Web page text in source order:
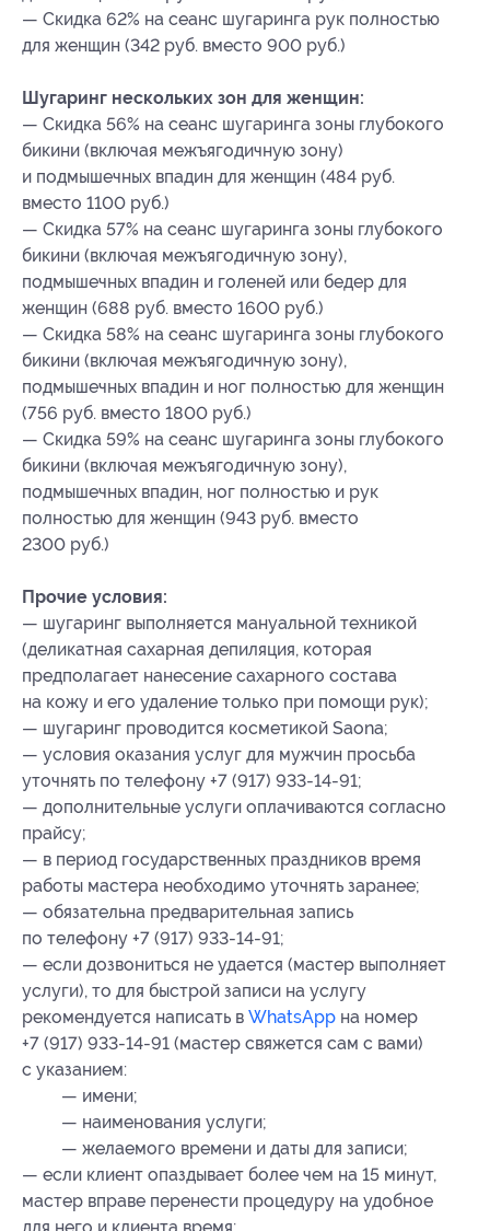
— Скидка 62% на сеанс шугаринга рук полностью
для женщин (342 руб. вместо 900 руб.)
Шугаринг нескольких зон для женщин:
— Скидка 56% на сеанс шугаринга зоны глубокого
бикини (включая межъягодичную зону)
и подмышечных впадин для женщин (484 руб.
вместо 1100 руб.)
— Скидка 57% на сеанс шугаринга зоны глубокого
бикини (включая межъягодичную зону),
подмышечных впадин и голеней или бедер для
женщин (688 руб. вместо 1600 руб.)
— Скидка 58% на сеанс шугаринга зоны глубокого
бикини (включая межъягодичную зону),
подмышечных впадин и ног полностью для женщин
(756 руб. вместо 1800 руб.)
— Скидка 59% на сеанс шугаринга зоны глубокого
бикини (включая межъягодичную зону),
подмышечных впадин, ног полностью и рук
полностью для женщин (943 руб. вместо
2300 руб.)
Прочие условия:
— шугаринг выполняется мануальной техникой
(деликатная сахарная депиляция, которая
предполагает нанесение сахарного состава
на кожу и его удаление только при помощи рук);
— шугаринг проводится косметикой Saona;
— условия оказания услуг для мужчин просьба
уточнять по телефону +7 (917) 933-14-91;
— дополнительные услуги оплачиваются согласно
прайсу;
— в период государственных праздников время
работы мастера необходимо уточнять заранее;
— обязательна предварительная запись
по телефону +7 (917) 933-14-91;
— если дозвониться не удается (мастер выполняет
услуги), то для быстрой записи на услугу
рекомендуется написать в WhatsApp на номер
+7 (917) 933-14-91 (мастер свяжется сам с вами)
с указанием:
— имени;
— наименования услуги;
— желаемого времени и даты для записи;
— если клиент опаздывает более чем на 15 минут,
мастер вправе перенести процедуру на удобное
для него и клиента время;